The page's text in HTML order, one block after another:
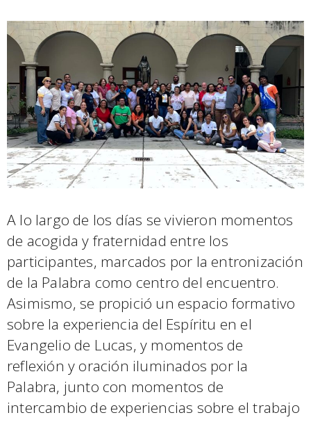
A lo largo de los días se vivieron momentos
de acogida y fraternidad entre los
participantes, marcados por la entronización
de la Palabra como centro del encuentro.
Asimismo, se propició un espacio formativo
sobre la experiencia del Espíritu en el
Evangelio de Lucas, y momentos de
reflexión y oración iluminados por la
Palabra, junto con momentos de
intercambio de experiencias sobre el trabajo